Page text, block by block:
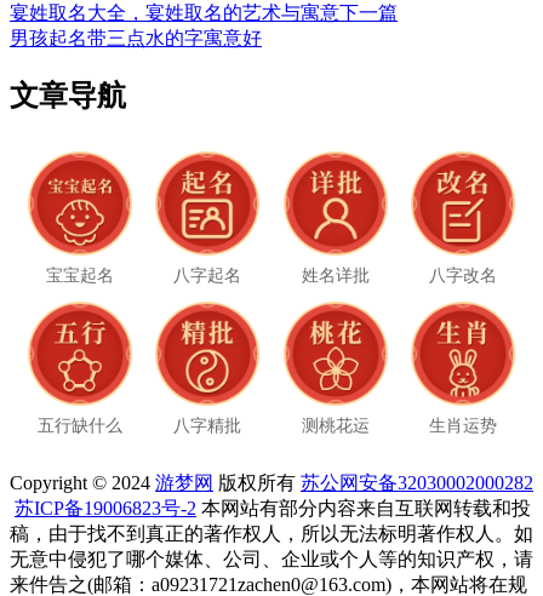
宴姓取名大全，宴姓取名的艺术与寓意下一篇
男孩起名带三点水的字寓意好
文章导航
宝宝起名 八字起名 姓名详批 八字改名
五行缺什么 八字精批 测桃花运 生肖运势
Copyright © 2024 游梦网 版权所有 苏公网安备32030002000282
苏ICP备19006823号-2 本网站有部分内容来自互联网转载和投
稿，由于找不到真正的著作权人，所以无法标明著作权人。如
无意中侵犯了哪个媒体、公司、企业或个人等的知识产权，请
来件告之(邮箱：a09231721zachen0@163.com)，本网站将在规